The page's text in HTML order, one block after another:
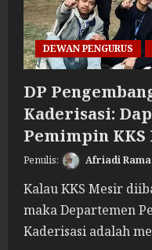
DEWAN PENGURUS
DP
Kaderisasi:
Pemimpin
Afriadi
Kalau KKS Mesir
maka Departemen
Kaderisasi adalah